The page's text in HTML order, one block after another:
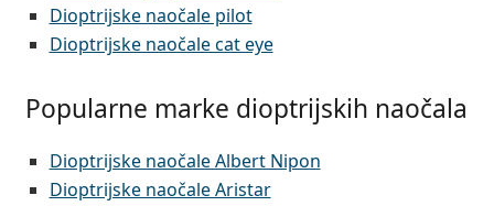
Dioptrijske naočale pilot
Dioptrijske naočale cat eye
Popularne marke dioptrijskih naočala
Dioptrijske naočale Albert Nipon
Dioptrijske naočale Aristar